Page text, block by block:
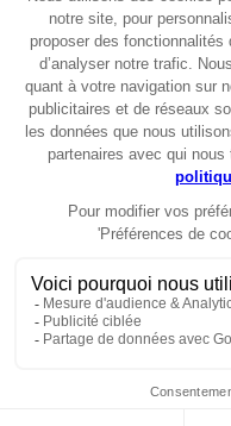
peuvent ainsi profiter d’un
Le système laisse
de manière classique,
Honda étend également
L’E‑Clutch est
XL750 Transalp